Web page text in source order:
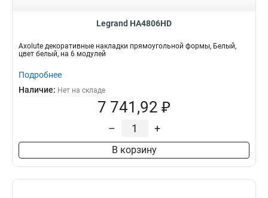
Legrand HA4806HD
Axolute декоративные накладки прямоугольной формы, Белый,
цвет белый, на 6 модулей
Подробнее
Наличие: Нет на складе
7 741,92 ₽
– +
В корзину